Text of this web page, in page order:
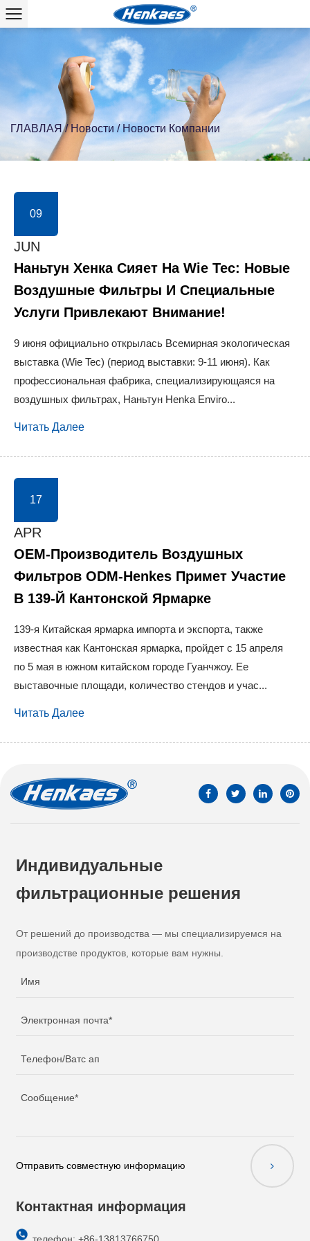
ГЛАВЛАЯ /Новости /Новости Компании
09
JUN
Наньтун Хенка Сияет На Wie Tec: Новые
Воздушные Фильтры И Специальные
Услуги Привлекают Внимание!
9 июня официально открылась Всемирная экологическая
выставка (Wie Tec) (период выставки: 9-11 июня). Как
профессиональная фабрика, специализирующаяся на
воздушных фильтрах, Наньтун Henka Enviro...
Читать Далее
17
APR
OEM-Производитель Воздушных
Фильтров ODM-Henkes Примет Участие
В 139-Й Кантонской Ярмарке
139-я Китайская ярмарка импорта и экспорта, также
известная как Кантонская ярмарка, пройдет с 15 апреля
по 5 мая в южном китайском городе Гуанчжоу. Ее
выставочные площади, количество стендов и учас...
Читать Далее
Индивидуальные
фильтрационные решения
От решений до производства — мы специализируемся на
производстве продуктов, которые вам нужны.
Отправить совместную информацию
Контактная информация